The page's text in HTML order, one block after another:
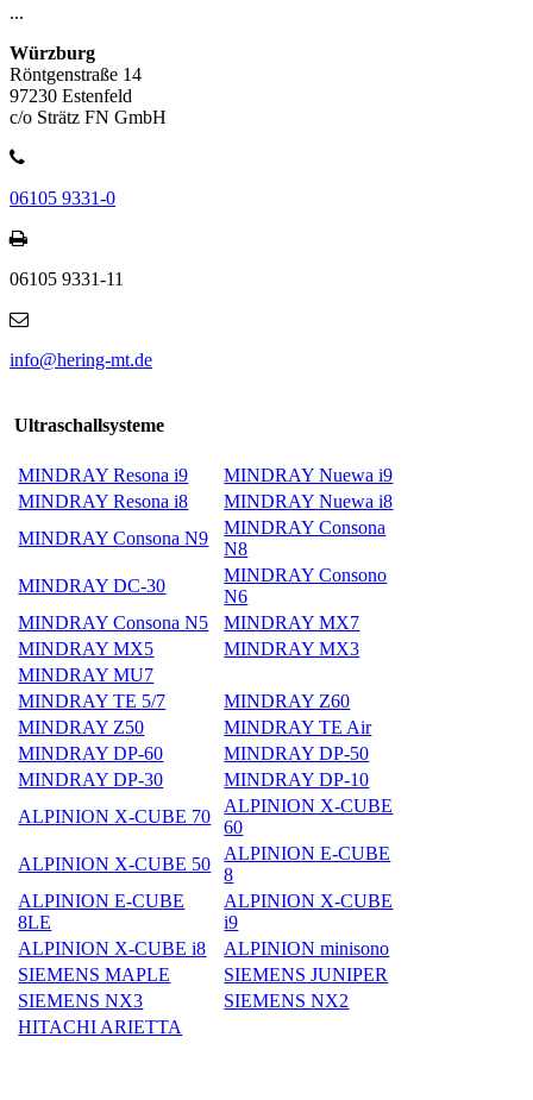
...
Würzburg
Röntgenstraße 14
97230 Estenfeld
c/o Strätz FN GmbH
06105 9331-0
06105 9331-11
info@hering-mt.de
Ultraschallsysteme
MINDRAY Resona i9
MINDRAY Nuewa i9
MINDRAY Resona i8
MINDRAY Nuewa i8
MINDRAY Consona N9
MINDRAY Consona
N8
MINDRAY DC-30
MINDRAY Consono
N6
MINDRAY Consona N5
MINDRAY MX7
MINDRAY MX5
MINDRAY MX3
MINDRAY MU7
MINDRAY TE 5/7
MINDRAY Z60
MINDRAY Z50
MINDRAY TE Air
MINDRAY DP-60
MINDRAY DP-50
MINDRAY DP-30
MINDRAY DP-10
ALPINION X-CUBE 70
ALPINION X-CUBE
60
ALPINION X-CUBE 50
ALPINION E-CUBE
8
ALPINION E-CUBE
8LE
ALPINION X-CUBE
i9
ALPINION X-CUBE i8
ALPINION minisono
SIEMENS MAPLE
SIEMENS JUNIPER
SIEMENS NX3
SIEMENS NX2
HITACHI ARIETTA